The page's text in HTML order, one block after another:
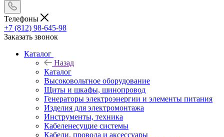
Телефоны
+7 (812) 98-645-98
Заказать звонок
Каталог
Назад
Каталог
Высоковольтное оборудование
Щиты и шкафы, шинопровод
Генераторы электроэнергии и элементы питания
Изделия для электромонтажа
Инструменты, техника
Кабеленесущие системы
Кабели, провода и аксессуары